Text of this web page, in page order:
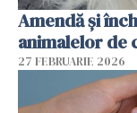
Amendă și
animalelor de
27 FEBRUARIE 2026